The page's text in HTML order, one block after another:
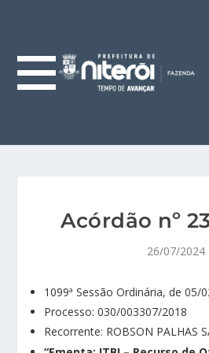
Acórdão nº
26/07/2024
1099ª Sessão Ordinária, de 05/
Processo: 030/003307/2018
Recorrente: ROBSON PALHAS